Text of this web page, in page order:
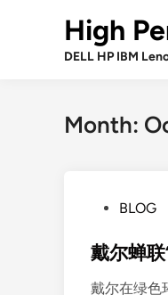
High
DELL HP IBM
Month:
s
BLOG
戴尔蝉
戴尔在绿色